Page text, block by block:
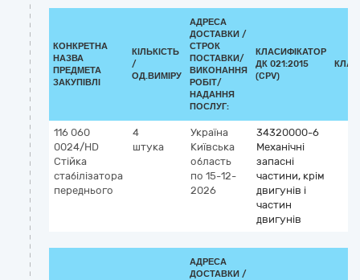
КОНКРЕТНА
НАЗВА
ПРЕДМЕТА
ЗАКУПІВЛІ
КІЛЬКІСТЬ
/
ОД.ВИМІРУ
АДРЕСА
ДОСТАВКИ /
СТРОК
ПОСТАВКИ/
ВИКОНАННЯ
РОБІТ/
НАДАННЯ
ПОСЛУГ:
КЛАСИФІКАТОР
ДК 021:2015
(CPV)
116 060
0024/HD
Стійка
стабілізатора
переднього
4
штука
Україна
Київська
область
по 15-12-
2026
34320000-6
Механічні
запасні
частини, крім
двигунів і
частин
двигунів
АДРЕСА
ДОСТАВКИ /